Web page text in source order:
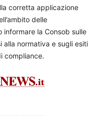
corretta applicazione
delle
la Consob sulle
normativa e sugli esiti
compliance.